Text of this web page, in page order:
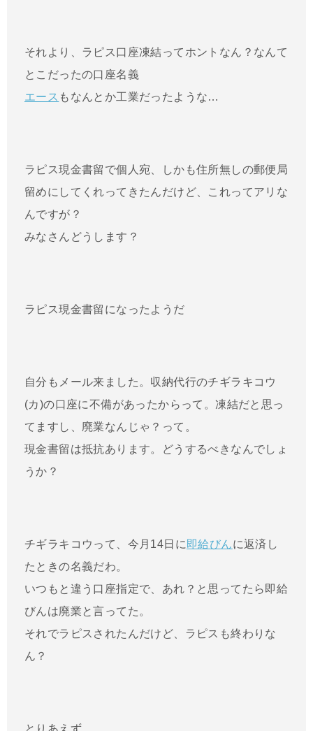
それより、ラピス口座凍結ってホントなん？なんて
とこだったの口座名義
エース もなんとか工業だったような…
ラピス現金書留で個人宛、しかも住所無しの郵便局
留めにしてくれってきたんだけど、これってアリな
んですが？
みなさんどうします？
ラピス現金書留になったようだ
自分もメール来ました。収納代行のチギラキコウ
(カ)の口座に不備があったからって。凍結だと思っ
てますし、廃業なんじゃ？って。
現金書留は抵抗あります。どうするべきなんでしょ
うか？
チギラキコウって、今月14日に 即給びんに返済し
たときの名義だわ。
いつもと違う口座指定で、あれ？と思ってたら即給
びんは廃業と言ってた。
それでラピスされたんだけど、ラピスも終わりな
ん？
とりあえず